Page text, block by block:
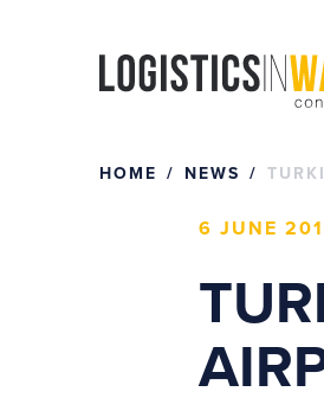
HOME NEWS
6 JUNE